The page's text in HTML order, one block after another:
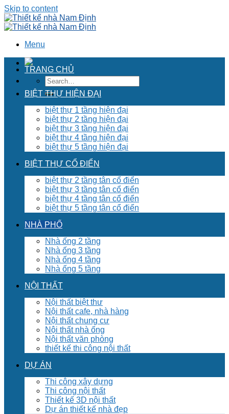
Skip to content
Menu
TRANG CHỦ
BIỆT THỰ HIỆN ĐẠI
biệt thự 1 tầng hiện đại
biệt thự 2 tầng hiện đại
biệt thự 3 tầng hiện đại
biệt thự 4 tầng hiện đại
biệt thự 5 tầng hiện đại
BIỆT THỰ CỔ ĐIỂN
biệt thự 2 tầng tân cổ điển
biệt thự 3 tầng tân cổ điển
biệt thự 4 tầng tân cổ điển
biệt thự 5 tầng tân cổ điển
NHÀ PHỐ
Nhà ống 2 tầng
Nhà ống 3 tầng
Nhà ống 4 tầng
Nhà ống 5 tầng
NỘI THẤT
Nội thất biệt thư
Nội thất cafe, nhà hàng
Nội thất chung cư
Nội thất nhà ống
Nội thất văn phòng
thiết kế thi công nội thất
DỰ ÁN
Thi công xây dựng
Thi công nội thất
Thiết kế 3D nội thất
Dự án thiết kế nhà đẹp